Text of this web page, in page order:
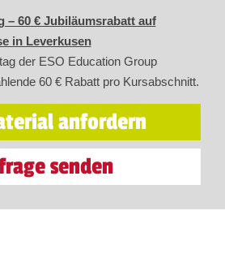
– 60 € Jubiläumsrabatt auf
in Leverkusen
der ESO Education Group
60 € Rabatt pro Kursabschnitt.
anfordern
senden